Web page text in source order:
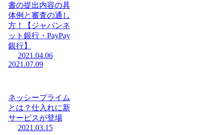
書の提出内容の具
体例と審査の通し
方！【ジャパンネ
ット銀行・PayPay
銀行】
2021.04.06
2021.07.09
ネッシープライム
とは？仕入れに新
サービスが登場
2021.03.15